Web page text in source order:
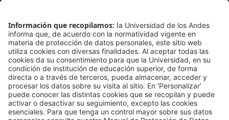
Preguntas frecuentes
Filantropía y donacionesarrow_outward
Mapa del sitio arrow_outward
Síguenos
LinkedIn